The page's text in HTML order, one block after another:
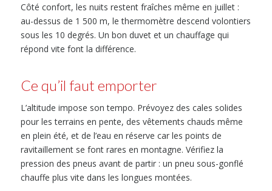
Côté confort, les nuits restent fraîches même en juillet :
au-dessus de 1 500 m, le thermomètre descend volontiers
sous les 10 degrés. Un bon duvet et un chauffage qui
répond vite font la différence.
Ce qu’il faut emporter
L’altitude impose son tempo. Prévoyez des cales solides
pour les terrains en pente, des vêtements chauds même
en plein été, et de l’eau en réserve car les points de
ravitaillement se font rares en montagne. Vérifiez la
pression des pneus avant de partir : un pneu sous-gonflé
chauffe plus vite dans les longues montées.